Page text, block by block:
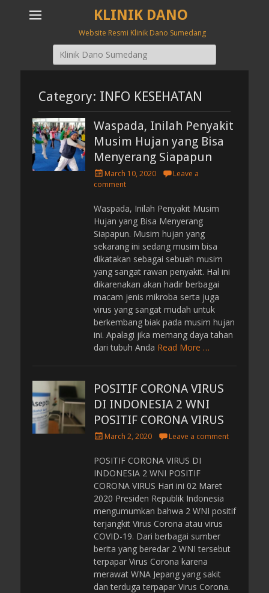
KLINIK DANO
Website Resmi Klinik Dano Sumedang
Search
for:
Category: INFO KESEHATAN
Waspada, Inilah Penyakit
Musim Hujan yang Bisa
Menyerang Siapapun
P
o
t
e
d
o
n
March 10, 2020
Leave a
comment
Waspada, Inilah Penyakit Musim
Hujan yang Bisa Menyerang
Siapapun. Musim hujan yang
sekarang ini sedang musim bisa
dikatakan sebagai sebuah musim
yang sangat rawan penyakit. Hal ini
dikarenakan akan hadir berbagai
macam jenis mikroba serta juga
virus yang sangat mudah untuk
berkembang biak pada musim hujan
ini. Apalagi jika memang daya tahan
dari tubuh Anda Read More …
POSITIF CORONA VIRUS
DI INDONESIA 2 WNI
POSITIF CORONA VIRUS
P
s
t
e
d
o
n
March 2, 2020 Leave a comment
POSITIF CORONA VIRUS DI
INDONESIA 2 WNI POSITIF
CORONA VIRUS Hari ini 02 Maret
2020 Presiden Republik Indonesia
mengumumkan bahwa 2 WNI positif
terjangkit Virus Corona atau virus
COVID-19. Dari berbagai sumber
berita yang beredar 2 WNI tersebut
terpapar Virus Corona karena
merawat WNA Jepang yang sakit
dan terduga terpapar Virus Corona.